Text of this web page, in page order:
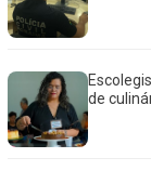
de